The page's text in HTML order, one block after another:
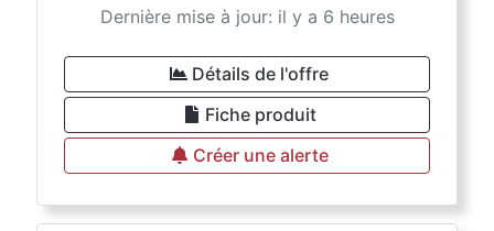
Dernière mise à jour: il y a 6 heures
Détails de l'offre
Fiche produit
Créer une alerte